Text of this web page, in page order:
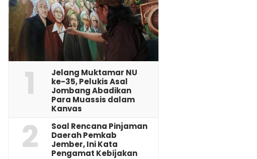
1
Jelang Muktamar NU
ke-35, Pelukis Asal
Jombang Abadikan
Para Muassis dalam
Kanvas
2
‎Soal Rencana Pinjaman
Daerah Pemkab
Jember, Ini Kata
Pengamat Kebijakan ‎